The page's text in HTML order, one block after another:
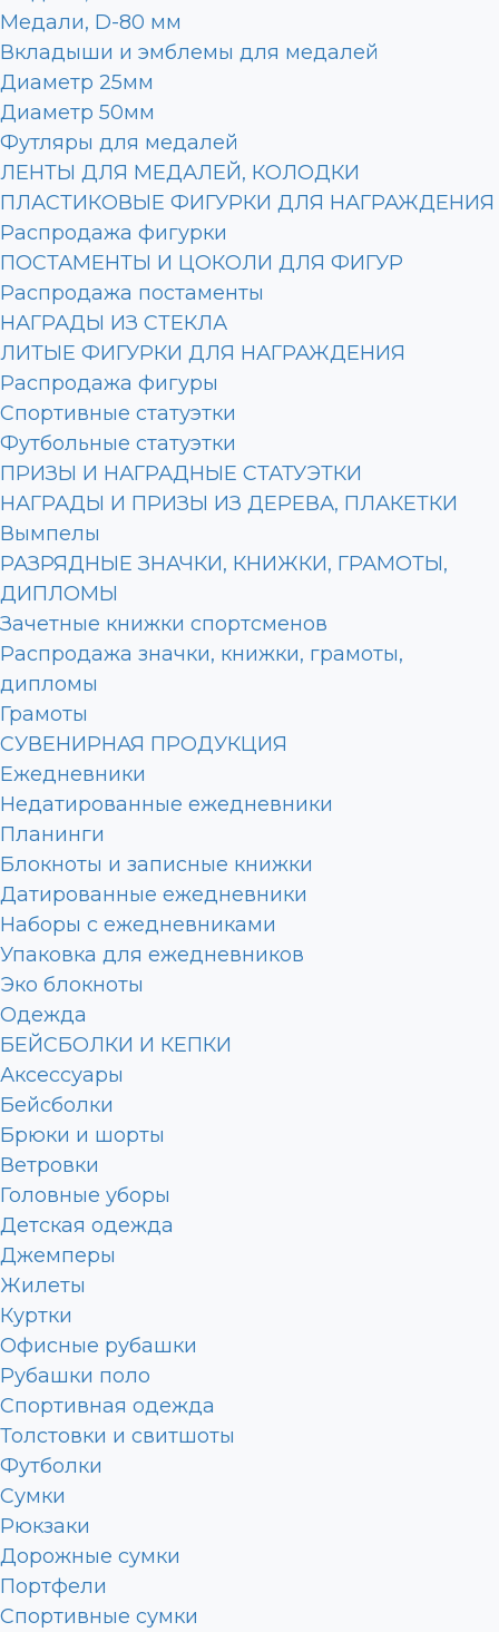
Медали, D-80 мм
Вкладыши и эмблемы для медалей
Диаметр 25мм
Диаметр 50мм
Футляры для медалей
ЛЕНТЫ ДЛЯ МЕДАЛЕЙ, КОЛОДКИ
ПЛАСТИКОВЫЕ ФИГУРКИ ДЛЯ НАГРАЖДЕНИЯ
Распродажа фигурки
ПОСТАМЕНТЫ И ЦОКОЛИ ДЛЯ ФИГУР
Распродажа постаменты
НАГРАДЫ ИЗ СТЕКЛА
ЛИТЫЕ ФИГУРКИ ДЛЯ НАГРАЖДЕНИЯ
Распродажа фигуры
Спортивные статуэтки
Футбольные статуэтки
ПРИЗЫ И НАГРАДНЫЕ СТАТУЭТКИ
НАГРАДЫ И ПРИЗЫ ИЗ ДЕРЕВА, ПЛАКЕТКИ
Вымпелы
РАЗРЯДНЫЕ ЗНАЧКИ, КНИЖКИ, ГРАМОТЫ,
ДИПЛОМЫ
Зачетные книжки спортсменов
Распродажа значки, книжки, грамоты,
дипломы
Грамоты
СУВЕНИРНАЯ ПРОДУКЦИЯ
Ежедневники
Недатированные ежедневники
Планинги
Блокноты и записные книжки
Датированные ежедневники
Наборы с ежедневниками
Упаковка для ежедневников
Эко блокноты
Одежда
БЕЙСБОЛКИ И КЕПКИ
Аксессуары
Бейсболки
Брюки и шорты
Ветровки
Головные уборы
Детская одежда
Джемперы
Жилеты
Куртки
Офисные рубашки
Рубашки поло
Спортивная одежда
Толстовки и свитшоты
Футболки
Сумки
Рюкзаки
Дорожные сумки
Портфели
Спортивные сумки